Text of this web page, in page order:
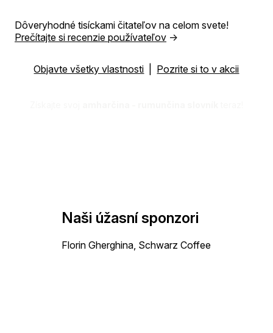
Dôveryhodné tisíckami čitateľov na celom svete!
Prečítajte si recenzie používateľov →
Objavte všetky vlastnosti Pozrite si to v akcii
Naši úžasní sponzori
Florin Gherghina, Schwarz Coffee